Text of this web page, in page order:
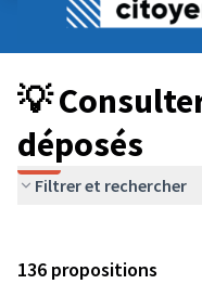
Budget Participatif
💡 Consulter les projets
💡
déposés
Filtrer et rechercher
136 propositions